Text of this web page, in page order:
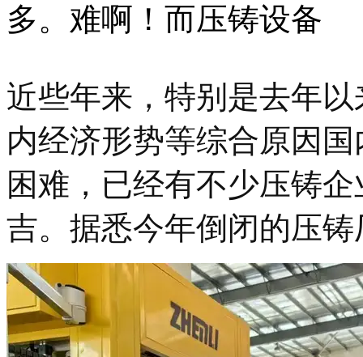
多。难啊！而压铸设备
近些年来，特别是去年
内经济形势等综合原因
困难，已经有不少压铸
吉。据悉今年倒闭的压